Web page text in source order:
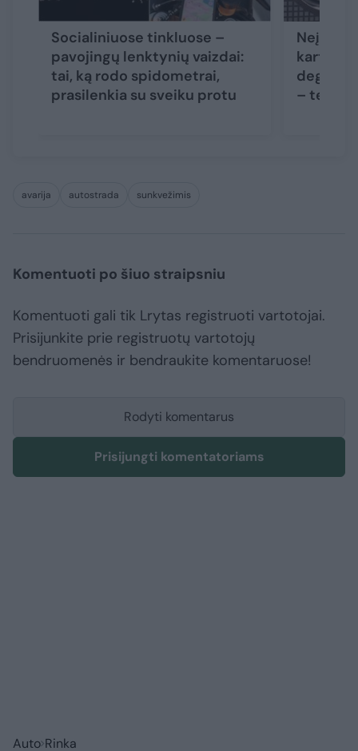
Socialiniuose tinkluose –
pavojingų lenktynių vaizdai:
tai, ką rodo spidometrai,
prasilenkia su sveiku protu
karto du
–
avarija autostrada sunkvežimis
Komentuoti po šiuo straipsniu
Komentuoti gali tik Lrytas registruoti vartotojai.
Prisijunkite prie registruotų vartotojų
bendruomenės ir bendraukite komentaruose!
Rodyti komentarus
Prisijungti komentatoriams
Auto Rinka